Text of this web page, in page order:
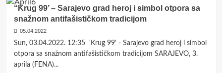
99”:
Ruski
model
“hrvatskog
BiH
“Krug 99’ – Sarajevo grad heroj i simbol otpora sa
snažnom antifašističkom tradicijom
05.04.2022
Sun, 03.04.2022. 12:35 'Krug 99' - Sarajevo grad heroj i simbol
otpora sa snažnom antifašističkom tradicijom SARAJEVO, 3.
aprila (FENA)...